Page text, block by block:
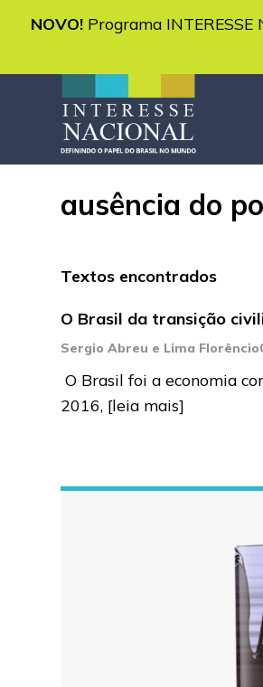
NOVO! Programa
ausência do
Textos encontrados
O Brasil da transição
Sergio Abreu e Lima Florêncio
O Brasil foi a economia
2016, [leia mais]